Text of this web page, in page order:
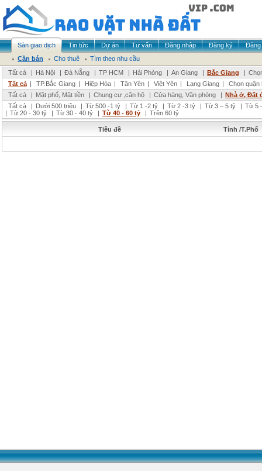
Sàn giao dịch Tin tức Dự án Tư vấn Đăng nhập Đăng ký
Đăng
Cần bán
Cho thuê
Tìm theo nhu cầu
Tất cả
| Hà Nội | Đà Nẵng | TP HCM | Hải Phòng | An Giang | Bắc Giang |
Tất cả | TP.Bắc Giang | Hiệp Hòa | Tân Yên | Việt Yên | Lạng Giang |
Chọn quận
Tất cả
| Mặt phố, Mặt tiền | Chung cư ,căn hộ | Cửa hàng, Văn phòng | Nhà ở, Đất
Tất cả
| Dưới 500 triệu | Từ 500 -1 tỷ | Từ 1 -2 tỷ | Từ 2 -3 tỷ | Từ 3 – 5 tỷ | Từ 5
| Từ 20 - 30 tỷ | Từ 30 - 40 tỷ | Từ 40 - 60 tỷ | Trên 60 tỷ
Tiêu đề Tỉnh /T.Phố